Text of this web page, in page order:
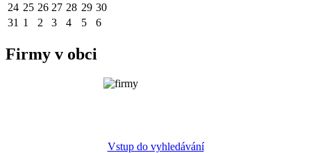
24 25 26 27 28 29 30
31 1 2 3 4 5 6
Firmy v obci
Vstup do vyhledávání